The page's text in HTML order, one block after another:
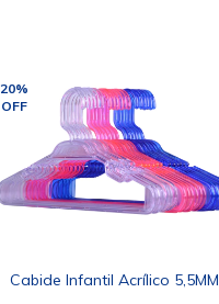
20%
OFF
Cabide Infantil Acrílico 5,5MM